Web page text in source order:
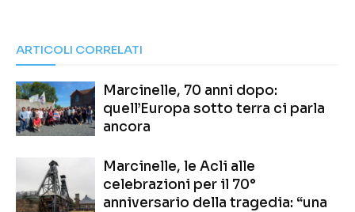
ARTICOLI CORRELATI
Marcinelle, 70 anni dopo:
quell’Europa sotto terra ci parla
ancora
Marcinelle, le Acli alle
celebrazioni per il 70°
anniversario della tragedia: “una